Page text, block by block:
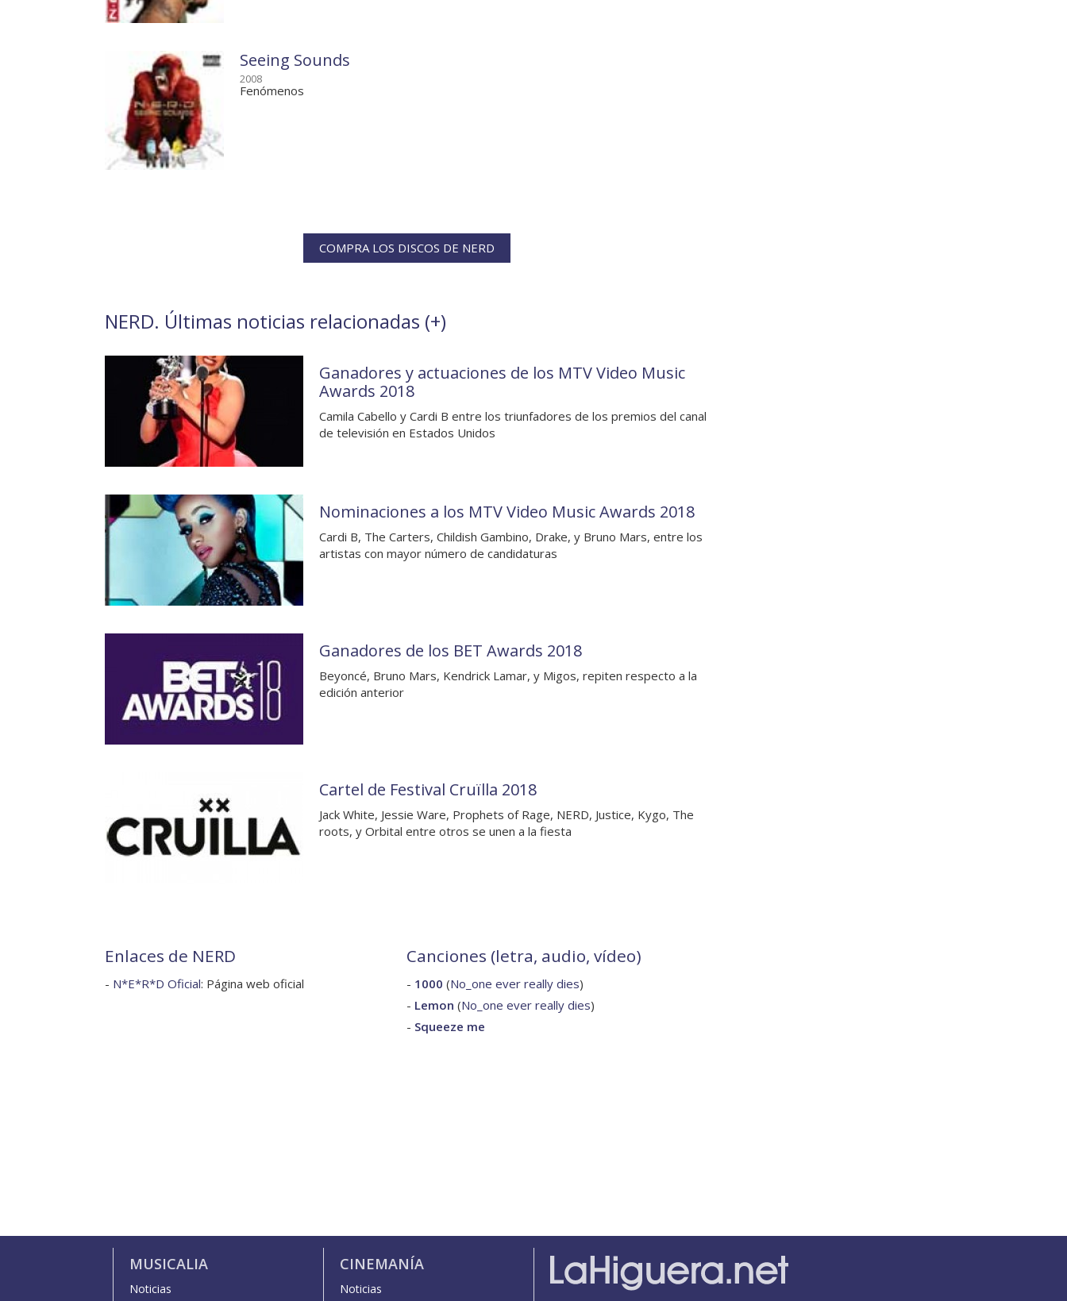
Seeing Sounds
2008
Fenómenos
COMPRA LOS DISCOS DE NERD
NERD. Últimas noticias relacionadas (+)
Ganadores y actuaciones de los MTV Video Music
Awards 2018
Camila Cabello y Cardi B entre los triunfadores de los premios del canal
de televisión en Estados Unidos
Nominaciones a los MTV Video Music Awards 2018
Cardi B, The Carters, Childish Gambino, Drake, y Bruno Mars, entre los
artistas con mayor número de candidaturas
Ganadores de los BET Awards 2018
Beyoncé, Bruno Mars, Kendrick Lamar, y Migos, repiten respecto a la
edición anterior
Cartel de Festival Cruïlla 2018
Jack White, Jessie Ware, Prophets of Rage, NERD, Justice, Kygo, The
roots, y Orbital entre otros se unen a la fiesta
Enlaces de NERD
- N*E*R*D Oficial: Página web oficial
Canciones (letra, audio, vídeo)
- 1000 (No_one ever really dies)
- Lemon (No_one ever really dies)
- Squeeze me
MUSICALIA
Noticias
CINEMANÍA
Noticias